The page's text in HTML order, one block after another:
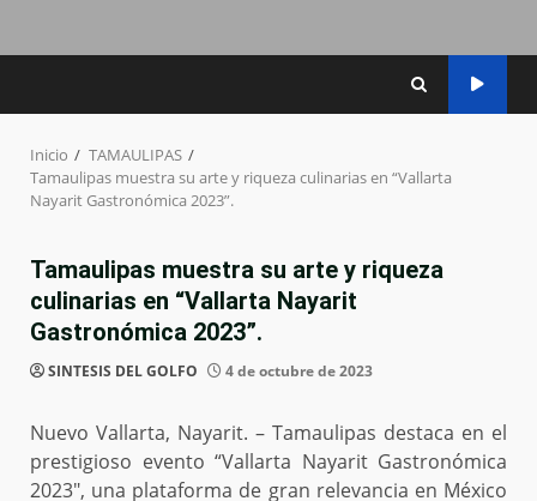
Inicio
TAMAULIPAS
Tamaulipas muestra su arte y riqueza culinarias en “Vallarta
Nayarit Gastronómica 2023”.
Tamaulipas muestra su arte y riqueza
culinarias en “Vallarta Nayarit
Gastronómica 2023”.
SINTESIS DEL GOLFO 4 de octubre de 2023
Nuevo Vallarta, Nayarit. – Tamaulipas destaca en el
prestigioso evento “Vallarta Nayarit Gastronómica
2023″, una plataforma de gran relevancia en México